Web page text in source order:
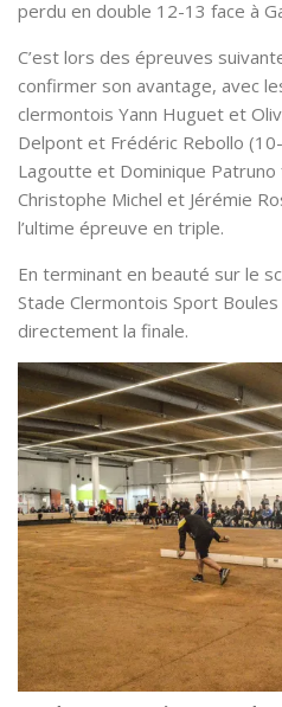
perdu en double 12-13 face à
C’est lors des épreuves
confirmer son avantage, avec
clermontois Yann Huguet et
Delpont et Frédéric Rebollo
Lagoutte et Dominique Patruno
Christophe Michel et Jérémie
l’ultime épreuve en triple.
En terminant en beauté sur le
Stade Clermontois Sport
directement la finale.